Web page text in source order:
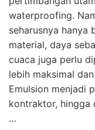
waterproofing.
seharusnya hanya
material, daya
cuaca juga perlu
lebih maksimal
Emulsion menjadi
kontraktor, hingga
…